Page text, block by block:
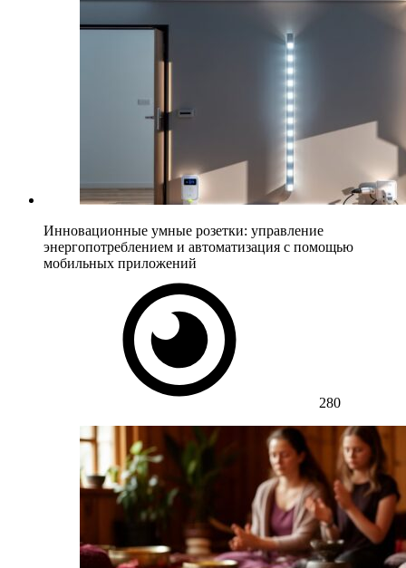
Инновационные умные розетки: управление
энергопотреблением и автоматизация с помощью
мобильных приложений
280